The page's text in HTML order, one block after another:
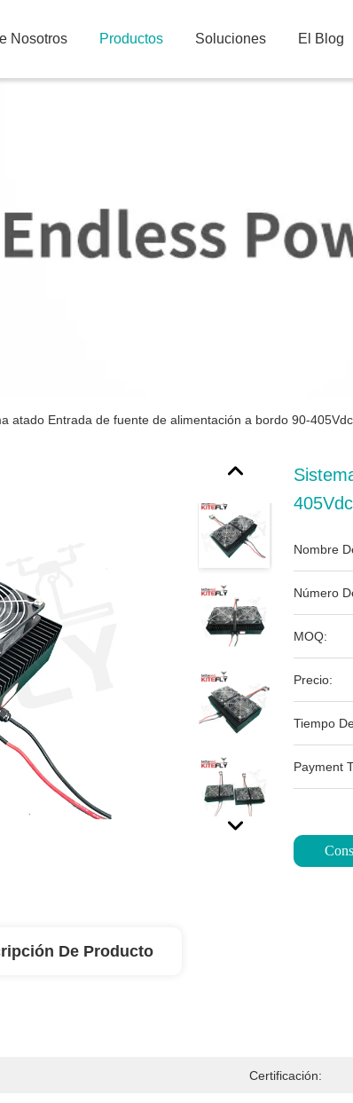
Nosotros Productos Soluciones El Blog
atado Entrada de fuente de alimentación a bordo 90-
Nombre
Número
MOQ:
Precio:
Tiempo
Payment
De Producto
Certificación: